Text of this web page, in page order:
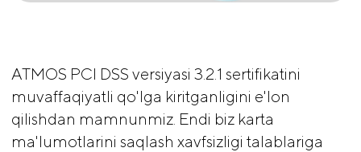
ATMOS PCI DSS versiyasi 3.2.1 sertifikatini
muvaffaqiyatli qo'lga kiritganligini e'lon
qilishdan mamnunmiz. Endi biz karta
ma'lumotlarini saqlash xavfsizligi talablariga